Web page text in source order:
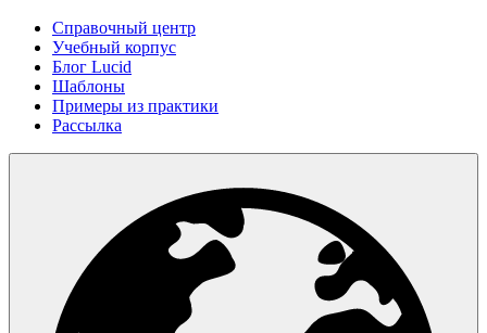
Справочный центр
Учебный корпус
Блог Lucid
Шаблоны
Примеры из практики
Рассылка